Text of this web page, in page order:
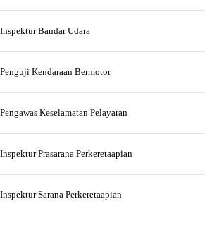
Inspektur Bandar Udara
Penguji Kendaraan Bermotor
Pengawas Keselamatan Pelayaran
Inspektur Prasarana Perkeretaapian
Inspektur Sarana Perkeretaapian